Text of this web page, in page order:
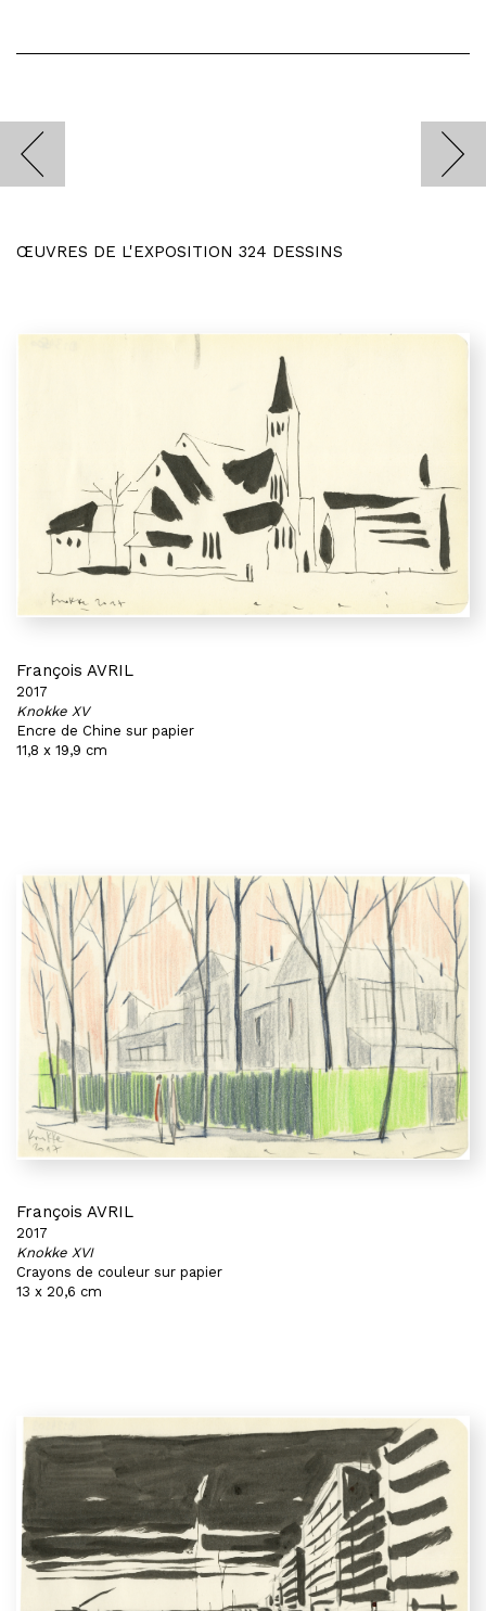
ŒUVRES DE L'EXPOSITION 324 DESSINS
François AVRIL
2017
Knokke XV
Encre de Chine sur papier
11,8 x 19,9 cm
François AVRIL
2017
Knokke XVI
Crayons de couleur sur papier
13 x 20,6 cm